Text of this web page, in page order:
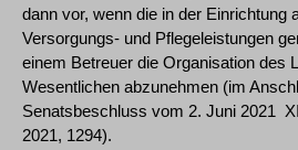
dann vor, wenn die in der Einrichtung
Versorgungs- und Pflegeleistungen
einem Betreuer die Organisation des
Wesentlichen abzunehmen (im
Senatsbeschluss vom 2. Juni 2021
2021, 1294).